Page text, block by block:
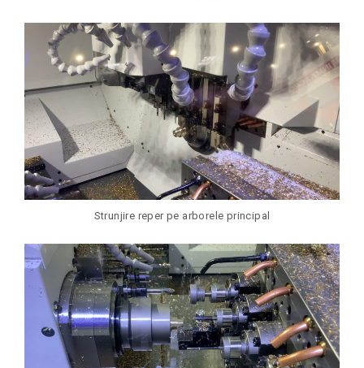
Strunjire reper pe arborele principal